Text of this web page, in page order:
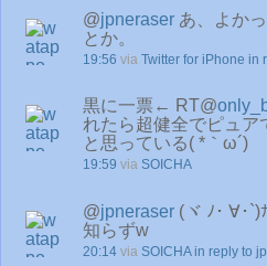
@jpneraser あ、よか
とか。
19:56 via Twitter for iPhone in
黒に一票← RT@
れたら超健全でピュア
と思っている( *｀ω´)
19:59 via SOICHA
@jpneraser (ヾ ﾉ･ ∀･`)
知らずw
20:14 via SOICHA in reply to